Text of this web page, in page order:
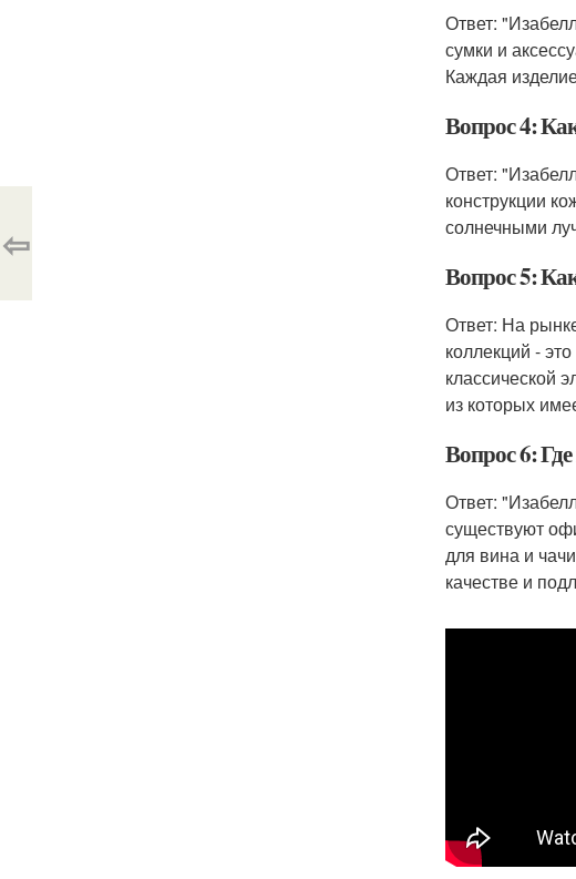
Ответ:
сумки и
Каждая
Вопрос 4:
Ответ:
конструкции
солнечными
Вопрос 5:
Ответ: На
коллекций -
классической
из которых
Вопрос 6:
Ответ:
существуют
для вина и
качестве и
⇦